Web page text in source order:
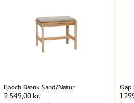
Epoch Bænk Sand/Natur
2.549,00 kr.
Gap